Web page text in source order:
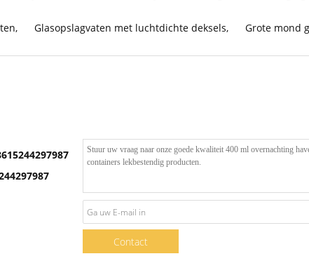
, Glasopslagvaten met luchtdichte deksels, Grote mond
Contact